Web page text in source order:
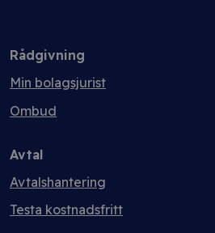
Rådgivning
Min bolagsjurist
Ombud
Avtal
Avtalshantering
Testa kostnadsfritt